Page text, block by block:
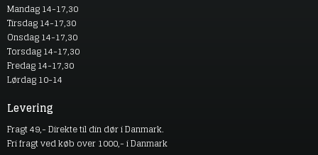
Mandag 14-17,30
Tirsdag 14-17,30
Onsdag 14-17,30
Torsdag 14-17,30
Fredag 14-17,30
Lørdag 10-14
Levering
Fragt 49,- Direkte til din dør i Danmark.
Fri fragt ved køb over 1000,- i Danmark